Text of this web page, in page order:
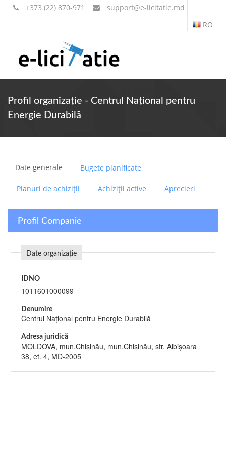
+373 (22) 870-971 support@e-licitatie.md
RO
Profil organizație - Centrul Național pentru
Energie Durabilă
Date generale Bugete planificate
Planuri de achiziții Achiziții active Aprecieri
Profil Companie
Date organizație
IDNO
1011601000099
Denumire
Centrul Național pentru Energie Durabilă
Adresa juridică
MOLDOVA, mun.Chişinău, mun.Chişinău, str. Albișoara
38, et. 4, MD-2005